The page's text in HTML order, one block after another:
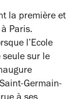
la première et
Paris.
l’Ecole
seule sur le
Germain-